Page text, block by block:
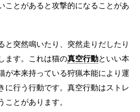
ことがあると攻撃的になることがあ
と突然鳴いたり、突然走りだしたり
ます。これは猫の真空行動といい本
が本来持っている狩猟本能により運
に行う行動です。真空行動はストレ
とがあります。